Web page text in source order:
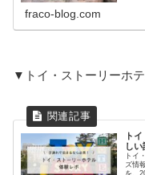
fraco-blog.com
▼トイ・ストーリーホ
ト
し
トイ
ズ情
を、